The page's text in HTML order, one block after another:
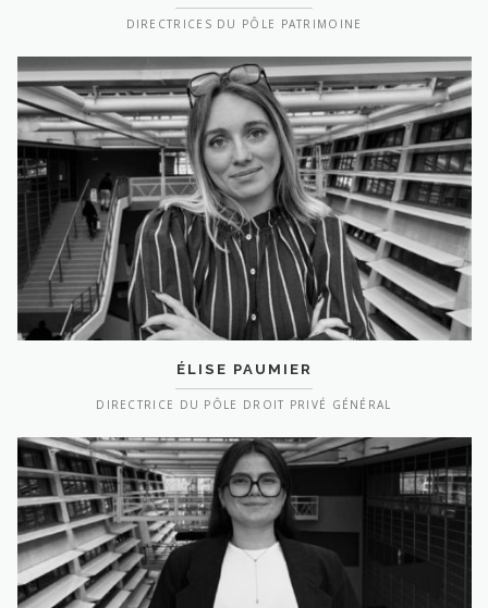
DIRECTRICES DU PÔLE PATRIMOINE
ÉLISE PAUMIER
DIRECTRICE DU PÔLE DROIT PRIVÉ GÉNÉRAL